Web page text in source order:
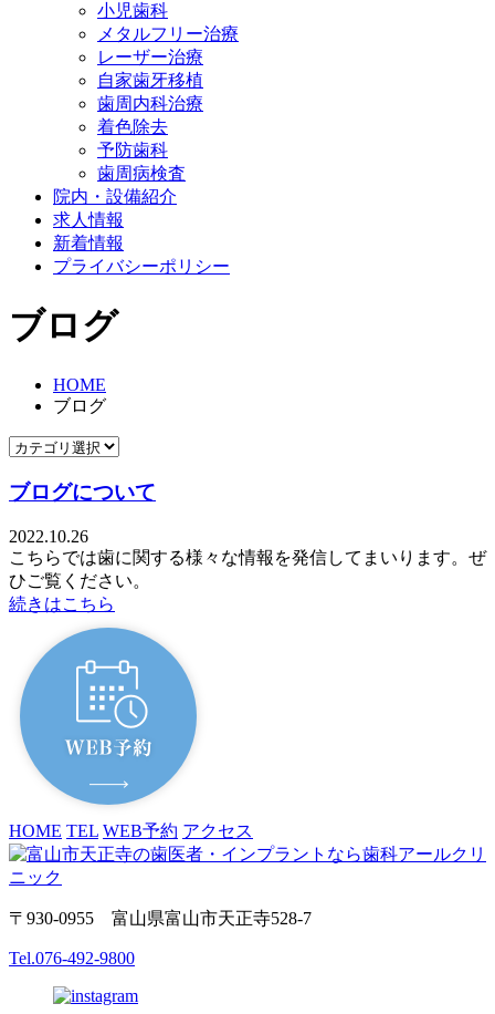
小児歯科
メタルフリー治療
レーザー治療
自家歯牙移植
歯周内科治療
着色除去
予防歯科
歯周病検査
院内・設備紹介
求人情報
新着情報
プライバシーポリシー
ブログ
HOME
ブログ
ブログについて
2022.10.26
こちらでは歯に関する様々な情報を発信してまいります。ぜ
ひご覧ください。
続きはこちら
HOME TEL WEB予約 アクセス
〒930-0955 富山県富山市天正寺528-7
Tel.076-492-9800